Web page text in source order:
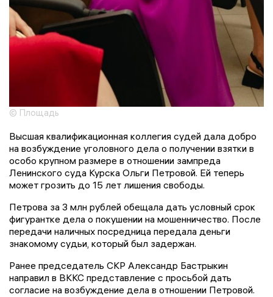
© Площадь
Высшая квалификационная коллегия судей дала добро
на возбуждение уголовного дела о получении взятки в
особо крупном размере в отношении зампреда
Ленинского суда Курска Ольги Петровой. Ей теперь
может грозить до 15 лет лишения свободы.
Петрова за 3 млн рублей обещала дать условный срок
фигурантке дела о покушении на мошенничество. После
передачи наличных посредница передала деньги
знакомому судьи, который был задержан.
Ранее председатель СКР Александр Бастрыкин
направил в ВККС представление с просьбой дать
согласие на возбуждение дела в отношении Петровой.